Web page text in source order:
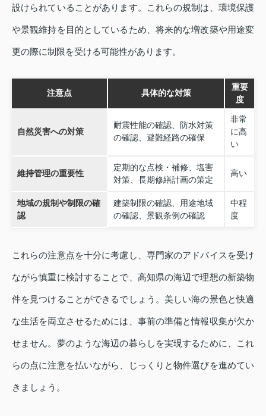
設けられていることがあります。これらの規制は、環境保護
や景観維持を目的としているため、将来的な増改築や用途変
更の際に制限を受ける可能性があります。
注意点 具体的な対策
重要
度
自然災害への対策
耐震性能の確認、防水対策
の確認、避難経路の確保
非常
に高
い
維持管理の重要性
定期的な点検・補修、塩害
対策、長期修繕計画の策定
高い
地域の規制や制限の確
認
建築制限の確認、用途地域
の確認、景観条例の確認
中程
度
これらの注意点を十分に考慮し、専門家のアドバイスを受け
ながら慎重に検討することで、高知県の海辺で理想の新築物
件を見つけることができるでしょう。美しい海の景色と快適
な生活を両立させるためには、事前の準備と情報収集が欠か
せません。夢のような海辺の暮らしを実現するために、これ
らの点に注意を払いながら、じっくりと物件選びを進めてい
きましょう。